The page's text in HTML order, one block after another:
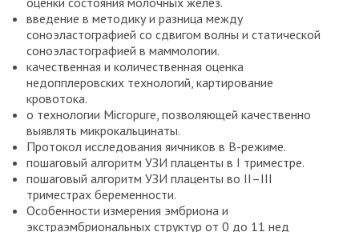
введение в методику и разница между
соноэластографией со сдвигом волны и статической
соноэластографией в маммологии.
качественная и количественная оценка
недопплеровских технологий, картирование
кровотока.
о технологии Micropure, позволяющей качественно
выявлять микрокальцинаты.
Протокол исследования яичников в В-режиме.
пошаговый алгоритм УЗИ плаценты в I триместре.
пошаговый алгоритм УЗИ плаценты во II–III
триместрах беременности.
Особенности измерения эмбриона и
экстраэмбриональных структур от 0 до 11 нед